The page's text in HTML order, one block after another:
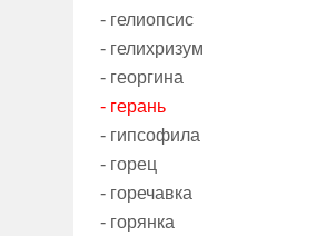
- гелиопсис
- гелихризум
- георгина
- герань
- гипсофила
- горец
- горечавка
- горянка